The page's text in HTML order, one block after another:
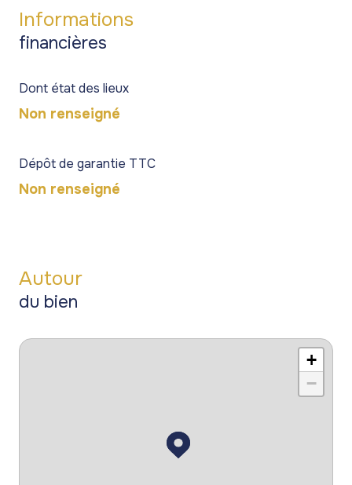
Informations
financières
Dont état des lieux
Non renseigné
Dépôt de garantie TTC
Non renseigné
Autour
du bien
+
−